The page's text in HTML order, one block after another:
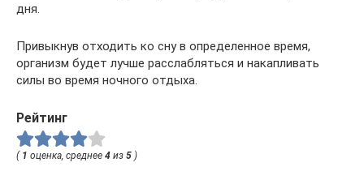
дня.
Привыкнув отходить ко сну в определенное время,
организм будет лучше расслабляться и накапливать
силы во время ночного отдыха.
Рейтинг
( 1 оценка, среднее 4 из 5 )